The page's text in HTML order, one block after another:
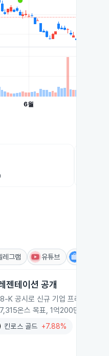
레그램 유튜브
젠테이션 공개
공시로 신규 기업 프레젠테이
온스 목표, 1억200만 달러 현
킨로스 골드 +7.88%